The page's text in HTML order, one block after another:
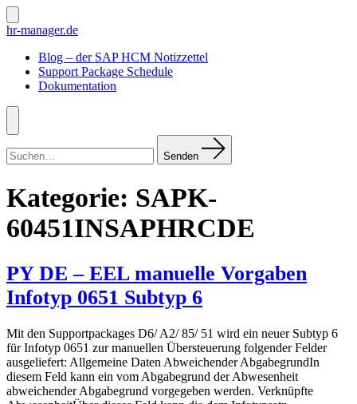
Zum
Inhalt
Suche
ein-/ausblenden
hr-manager.de
Blog – der SAP HCM Notizzettel
Support Package Schedule
Dokumentation
Menü
nach:
Senden
Kategorie: SAPK-
60451INSAPHRCDE
PY DE – EEL manuelle Vorgaben
Infotyp 0651 Subtyp 6
Mit den Supportpackages D6/ A2/ 85/ 51 wird ein neuer Subtyp 6
für Infotyp 0651 zur manuellen Übersteuerung folgender Felder
ausgeliefert: Allgemeine Daten Abweichender AbgabegrundIn
diesem Feld kann ein vom Abgabegrund der Abwesenheit
abweichender Abgabegrund vorgegeben werden. Verknüpfte